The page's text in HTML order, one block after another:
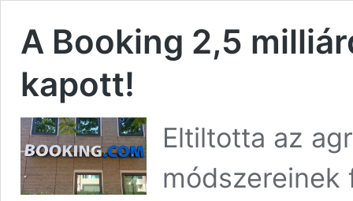
A Booking 2,5
kapott!
Eltiltotta az
módszereinek